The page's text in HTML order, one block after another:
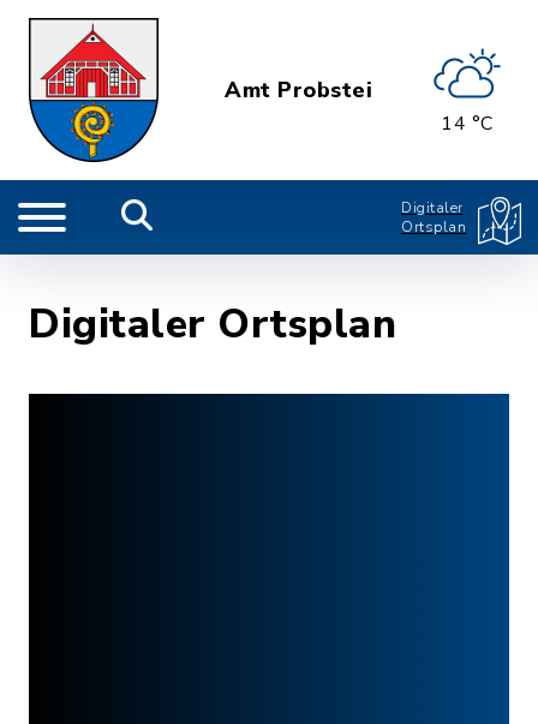
Amt Probstei
14 °C
Digitaler
Ortsplan
Digitaler Ortsplan